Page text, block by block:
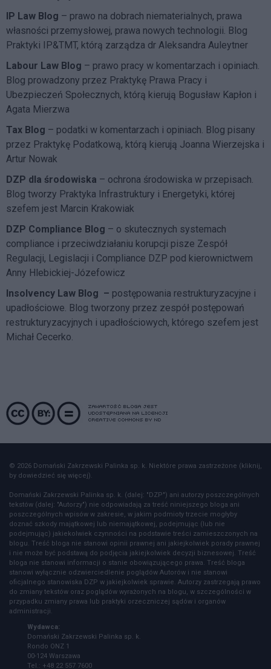
IP Law Blog – prawo na dobrach niematerialnych, prawa
własności przemysłowej, prawa nowych technologii. Blog
Praktyki IP&TMT, którą zarządza dr Aleksandra Auleytner
Labour Law Blog – prawo pracy w komentarzach i opiniach.
Blog prowadzony przez Praktykę Prawa Pracy i
Ubezpieczeń Społecznych, którą kierują Bogusław Kapłon i
Agata Mierzwa
Tax Blog – podatki w komentarzach i opiniach. Blog pisany
przez Praktykę Podatkową, którą kierują Joanna Wierzejska i
Artur Nowak
DZP dla środowiska – ochrona środowiska w przepisach.
Blog tworzy Praktyka Infrastruktury i Energetyki, której
szefem jest Marcin Krakowiak
DZP Compliance Blog – o skutecznych systemach
compliance i przeciwdziałaniu korupcji pisze Zespół
Regulacji, Legislacji i Compliance DZP pod kierownictwem
Anny Hlebickiej-Józefowicz
Insolvency Law Blog – postępowania restrukturyzacyjne i
upadłościowe. Blog tworzony przez zespół postępowań
restrukturyzacyjnych i upadłościowych, którego szefem jest
Michał Cecerko.
© 2026 Domański Zakrzewski Palinka sp. k. Niektóre prawa zastrzeżone (kliknij,
by dowiedzieć się więcej).
Domański Zakrzewski Palinka sp. k. (dalej: "DZP") ani autorzy poszczególnych
tekstów (dalej: "Autorzy") nie odpowiadają za treść niniejszego bloga ani
poszczególnych wpisów w zakresie, w jakim podmioty trzecie mogłyby
doznać szkody majątkowej lub niemajątkowej, podejmując (lub nie
podejmując) jakiekolwiek czynności na podstawie treści zamieszczonych na
blogu. Treść bloga nie stanowi opinii prawnej ani jakiejkolwiek porady prawnej
i nie może być podstawą do podjęcia jakiejkolwiek decyzji biznesowej. Treść
bloga nie stanowi informacji o stanie obowiązującego prawa. Treść bloga
stanowi wyłącznie odzwierciedlenie poglądów Autorów i nie stanowi
oficjalnego stanowiska DZP w jakiejkolwiek sprawie. Autorzy zastrzegają prawo
do zmiany tekstów oraz poglądów wyrażonych na blogu, w szczególności w
przypadku zmiany prawa lub praktyki orzeczniczej sądów i organów
administracji.
Wydawca:
Domański Zakrzewski Palinka sp. k.
Rondo ONZ 1
00-124 Warszawa
Tel.: +48 22 557 7600